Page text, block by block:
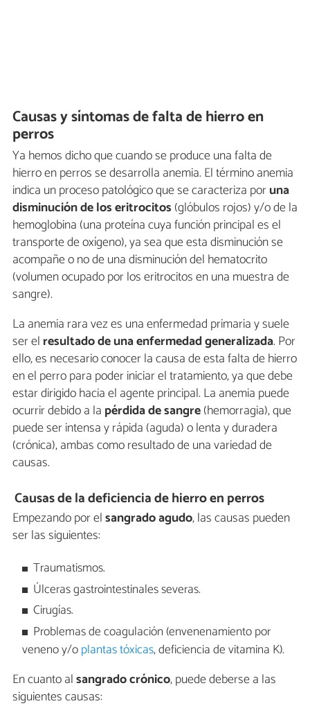
Causas y síntomas de falta de hierro en
perros
Ya hemos dicho que cuando se produce una falta de
hierro en perros se desarrolla anemia. El término anemia
indica un proceso patológico que se caracteriza poruna
disminución de los eritrocitos (glóbulos rojos) y/o de la
hemoglobina (una proteína cuya función principal es el
transporte de oxígeno), ya sea que esta disminución se
acompañe o no de una disminución del hematocrito
(volumen ocupado por los eritrocitos en una muestra de
sangre).
La anemia rara vez es una enfermedad primaria y suele
ser el resultado de una enfermedad generalizada. Por
ello, es necesario conocer la causa de esta falta de hierro
en el perro para poder iniciar el tratamiento, ya que debe
estar dirigido hacia el agente principal. La anemia puede
ocurrir debido a la pérdida de sangre(hemorragia), que
puede ser intensa y rápida (aguda) o lenta y duradera
(crónica), ambas como resultado de una variedad de
causas.
Causas de la deficiencia de hierro en perros
Empezando por elsangrado agudo, las causas pueden
ser las siguientes:
Traumatismos.
Úlceras gastrointestinales severas.
Cirugías.
Problemas de coagulación (envenenamiento por
veneno y/oplantas tóxicas, deficiencia de vitamina K).
En cuanto alsangrado crónico, puede deberse a las
siguientes causas: